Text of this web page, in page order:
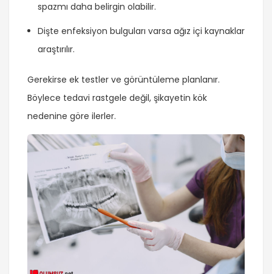
spazmı daha belirgin olabilir.
Dişte enfeksiyon bulguları varsa ağız içi kaynaklar
araştırılır.
Gerekirse ek testler ve görüntüleme planlanır.
Böylece tedavi rastgele değil, şikayetin kök
nedenine göre ilerler.